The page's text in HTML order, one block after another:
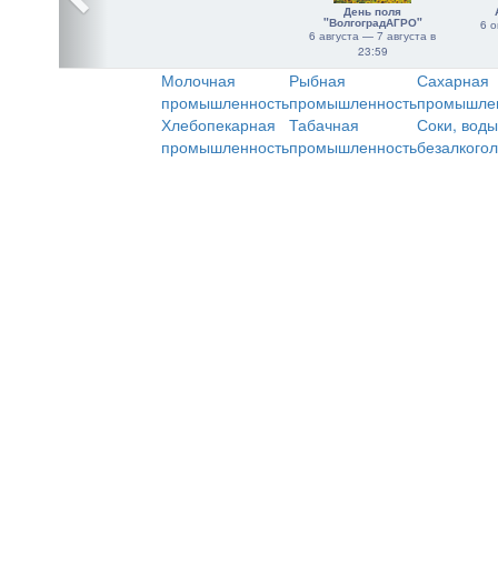
День поля
"ВолгоградАГРО"
6 августа — 7 августа в
23:59
6
Молочная
промышленность
Рыбная
промышленность
Сахарная
Хлебопекарная
промышленность
Табачная
промышленность
Соки,